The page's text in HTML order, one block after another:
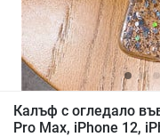
Калъф с огледало
Pro Max, iPhone 12,